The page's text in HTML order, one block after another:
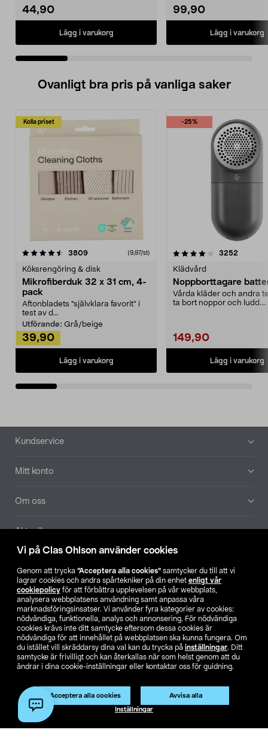
Vi på Clas Ohlson använder cookies
Genom att trycka ”Acceptera alla cookies” samtycker du till att vi
lagrar cookies och andra spårtekniker på din enhet enligt vår
cookiepolicy för att förbättra upplevelsen på vår webbplats,
analysera webbplatsens användning samt anpassa våra
marknadsföringsinsatser. Vi använder fyra kategorier av cookies:
nödvändiga, funktionella, analys och annonsering. För nödvändiga
cookies krävs inte ditt samtycke eftersom dessa cookies är
nödvändiga för att innehållet på webbplatsen ska kunna fungera. Om
du istället vill skräddarsy dina val kan du trycka på inställningar. Ditt
samtycke är frivilligt och kan återkallas när som helst genom att du
ändrar i dina cookie-inställningar eller kontaktar oss för guidning.
Acceptera alla cookies Avvisa alla
Inställningar
44,90
Lägg i varukorg
99,90
Lägg i varukorg
Ovanligt bra pris på vanliga saker
Kolla priset
3809recensioner (9,97/st)
Köksrengöring & disk
Mikrofiberduk 32 x 31 cm, 4-
pack
Aftonbladets "självklara favorit” i
test av d...
Utförande: Grå/beige
39,90
Lägg i varukorg
-25%
4.0av 5 stjärnor 3252
Klädvård
Noppborttagare
Vårda kläder och andra
ta bort noppor och ludd.
149,90
Lägg i varukorg
4.5av 5 stjärnor
Sidfot
Kundservice
Mitt konto
Om oss
Aktuellt
Hitta butik
SE NO FI
Köpvillkor Privacy statement Klubbvillkor
För företag
Ändra till priser exklusive moms